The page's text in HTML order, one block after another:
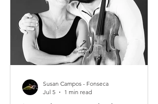
Susan Campos - Fonseca
Jul 5
1 min read